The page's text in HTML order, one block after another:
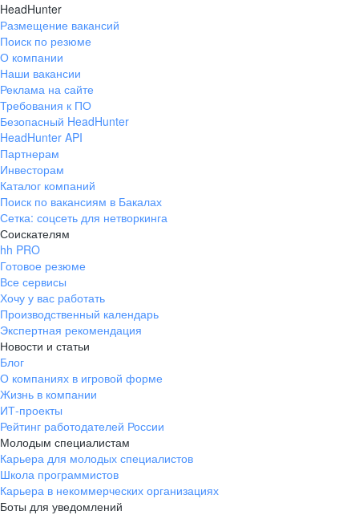
HeadHunter
Размещение вакансий
Поиск по резюме
О компании
Наши вакансии
Реклама на сайте
Требования к ПО
Безопасный HeadHunter
HeadHunter API
Партнерам
Инвесторам
Каталог компаний
Поиск по вакансиям в Бакалах
Сетка: соцсеть для нетворкинга
Соискателям
hh PRO
Готовое резюме
Все сервисы
Хочу у вас работать
Производственный календарь
Экспертная рекомендация
Новости и статьи
Блог
О компаниях в игровой форме
Жизнь в компании
ИТ-проекты
Рейтинг работодателей России
Молодым специалистам
Карьера для молодых специалистов
Школа программистов
Карьера в некоммерческих организациях
Боты для уведомлений